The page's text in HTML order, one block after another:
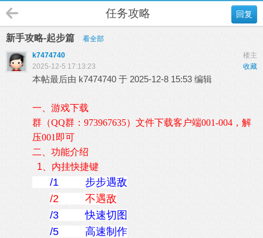
回复
任务攻略
新手攻略-起步篇
看全部
楼主
k7474740
收藏
2025-12-5 17:13:23
本帖最后由 k7474740 于 2025-12-8 15:53 编辑
一、游戏下载
群（QQ群：973967635）文件下载客户端001-004，解
压001即可
二、功能介绍
1、内挂快捷键
/1 步步遇敌
/2 不遇敌
/3 快速切图
/5 高速制作